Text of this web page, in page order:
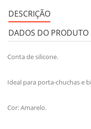
DESCRIÇÃO
DADOS DO PRODUTO
Conta de silicone.
Ideal para porta-chuchas e
Cor: Amarelo.